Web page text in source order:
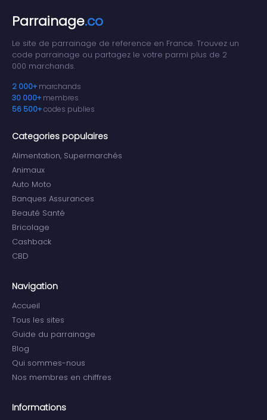
Parrainage.co
Le site de parrainage de reference en France. Trouvez un
code parrainage ou partagez le votre parmi plus de 2
000 marchands.
2 000+ marchands
30 000+ membres
56 500+codes publies
Categories populaires
Alimentation, Supermarchés
Animaux
Auto Moto
Banques Assurances
Beauté Santé
Bricolage
Cashback
CBD
Navigation
Accueil
Tous les sites
Guide du parrainage
Blog
Qui sommes-nous
Nos membres en chiffres
Informations